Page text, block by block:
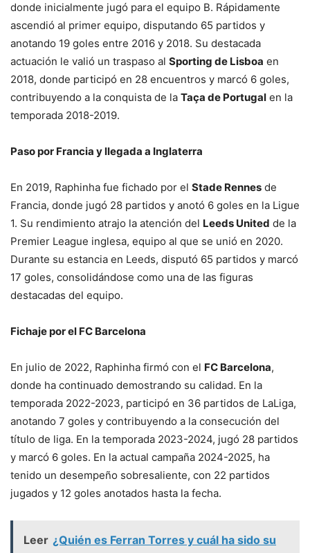
donde inicialmente jugó para el equipo B. Rápidamente
ascendió al primer equipo, disputando 65 partidos y
anotando 19 goles entre 2016 y 2018. Su destacada
actuación le valió un traspaso al Sporting de Lisboa en
2018, donde participó en 28 encuentros y marcó 6 goles,
contribuyendo a la conquista de la Taça de Portugal en la
temporada 2018-2019.
Paso por Francia y llegada a Inglaterra
En 2019, Raphinha fue fichado por el Stade Rennes de
Francia, donde jugó 28 partidos y anotó 6 goles en la Ligue
1. Su rendimiento atrajo la atención del Leeds United de la
Premier League inglesa, equipo al que se unió en 2020.
Durante su estancia en Leeds, disputó 65 partidos y marcó
17 goles, consolidándose como una de las figuras
destacadas del equipo.
Fichaje por el FC Barcelona
En julio de 2022, Raphinha firmó con el FC Barcelona,
donde ha continuado demostrando su calidad. En la
temporada 2022-2023, participó en 36 partidos de LaLiga,
anotando 7 goles y contribuyendo a la consecución del
título de liga. En la temporada 2023-2024, jugó 28 partidos
y marcó 6 goles. En la actual campaña 2024-2025, ha
tenido un desempeño sobresaliente, con 22 partidos
jugados y 12 goles anotados hasta la fecha.
Leer ¿Quién es Ferran Torres y cuál ha sido su